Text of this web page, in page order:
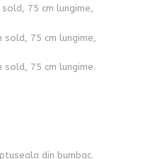
75 cm lungime,
75 cm lungime,
sold, 75 cm lungime.
din bumbac.